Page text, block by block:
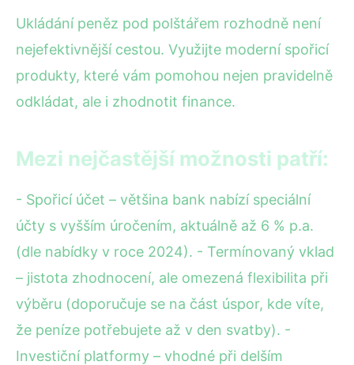
Ukládání peněz pod polštářem rozhodně není
nejefektivnější cestou. Využijte moderní spořicí
produkty, které vám pomohou nejen pravidelně
odkládat, ale i zhodnotit finance.
Mezi nejčastější možnosti patří:
- Spořicí účet – většina bank nabízí speciální
účty s vyšším úročením, aktuálně až 6 % p.a.
(dle nabídky v roce 2024). - Termínovaný vklad
– jistota zhodnocení, ale omezená flexibilita při
výběru (doporučuje se na část úspor, kde víte,
že peníze potřebujete až v den svatby). -
Investiční platformy – vhodné při delším